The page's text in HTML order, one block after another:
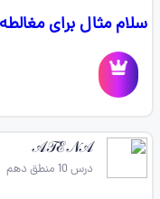
سلام مثال برای
𝒜𝒯ℰ𝒩𝒜
درس 10 منطق دهم